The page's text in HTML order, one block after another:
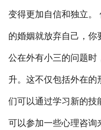
变得更加自信和独立。
的婚姻就放弃自己，
公在外有小三的问题时
升。这不仅包括外在的
们可以通过学习新的技
可以参加一些心理咨询